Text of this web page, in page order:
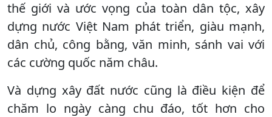
thế giới và ước vọng của toàn dân tộc, xây
dựng nước Việt Nam phát triển, giàu mạnh,
dân chủ, công bằng, văn minh, sánh vai với
các cường quốc năm châu.
Và dựng xây đất nước cũng là điều kiện để
chăm lo ngày càng chu đáo, tốt hơn cho